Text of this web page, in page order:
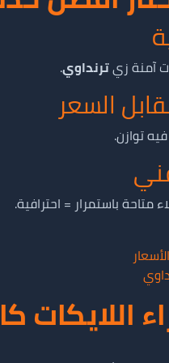
آمنة زيترنداوي.
السعر
توازن.
متاحة باستمرار = احترافية.
اللايكات